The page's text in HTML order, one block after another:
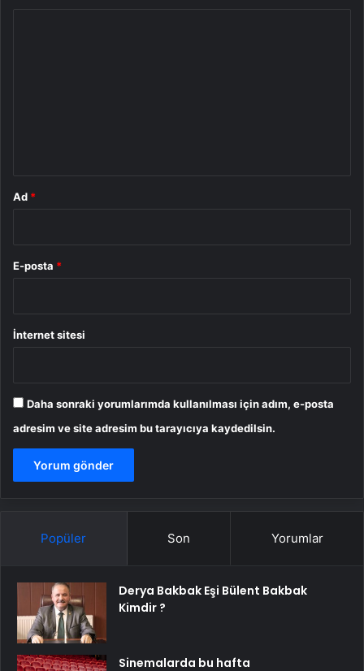
Ad *
E-posta *
İnternet sitesi
Daha sonraki yorumlarımda kullanılması için adım, e-posta
adresim ve site adresim bu tarayıcıya kaydedilsin.
Popüler Son Yorumlar
Derya Bakbak Eşi Bülent Bakbak
Kimdir ?
Sinemalarda bu hafta